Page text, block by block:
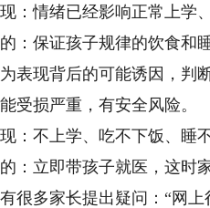
情绪已经影响正常上学、
保证孩子规律的饮食和睡
表现背后的可能诱因，判
损严重，有安全风险。
不上学、吃不下饭、睡不
立即带孩子就医，这时家
多家长提出疑问：“网上